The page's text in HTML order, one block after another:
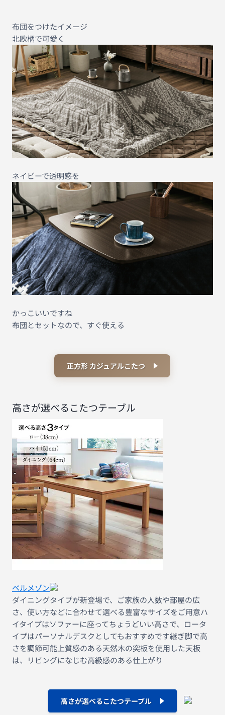
布団をつけたイメージ
北欧柄で可愛く
ネイビーで透明感を
かっこいいですね
布団とセットなので、すぐ使える
正方形 カジュアルこたつ
高さが選べるこたつテーブル
ベルメゾン
ダイニングタイプが新登場で、ご家族の人数や部屋の広
さ、使い方などに合わせて選べる豊富なサイズをご用意ハ
イタイプはソファーに座ってちょうどいい高さで、ロータ
イプはパーソナルデスクとしてもおすすめです継ぎ脚で高
さを調節可能上質感のある天然木の突板を使用した天板
は、リビングになじむ高級感のある仕上がり
高さが選べるこたつテーブル